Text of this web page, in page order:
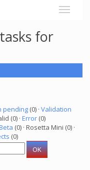
for
pending (0) · Validation
(0) · Error (0)
(0) · Rosetta Mini (0) ·
(0)